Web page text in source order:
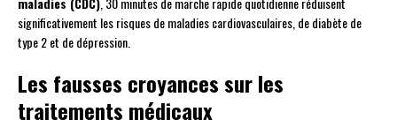
significativement les risques de maladies cardiovasculaires, de diabète de
type 2 et de dépression.
Les fausses croyances sur les
traitements médicaux